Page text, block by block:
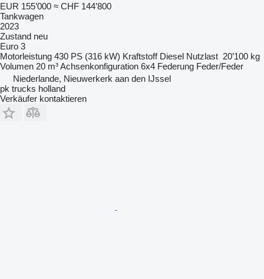
EUR 155’000 ≈ CHF 144’800
Tankwagen
2023
Zustand neu
Euro 3
Motorleistung 430 PS (316 kW) Kraftstoff Diesel Nutzlast 20’100 kg
Volumen 20 m³Achsenkonfiguration 6x4 Federung Feder/Feder
Niederlande, Nieuwerkerk aan den IJssel
pk trucks holland
Verkäufer kontaktieren